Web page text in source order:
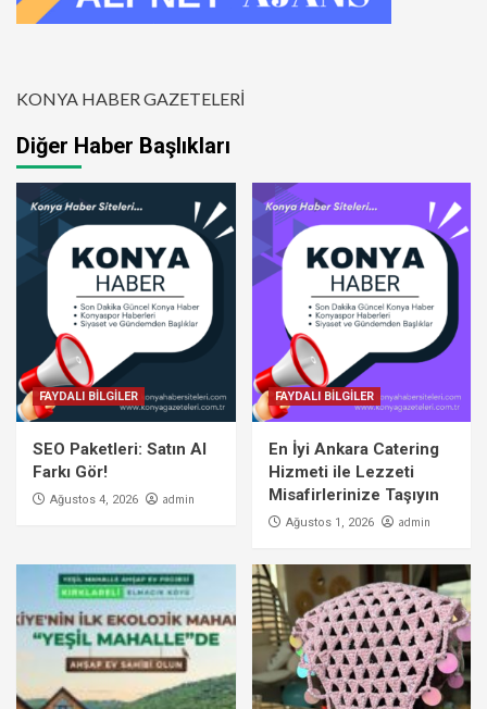
KONYA HABER GAZETELERİ
Diğer Haber Başlıkları
FAYDALI BİLGİLER
SEO Paketleri: Satın Al
Farkı Gör!
Ağustos 4, 2026 admin
FAYDALI BİLGİLER
En İyi Ankara Catering
Hizmeti ile Lezzeti
Misafirlerinize Taşıyın
Ağustos 1, 2026 admin